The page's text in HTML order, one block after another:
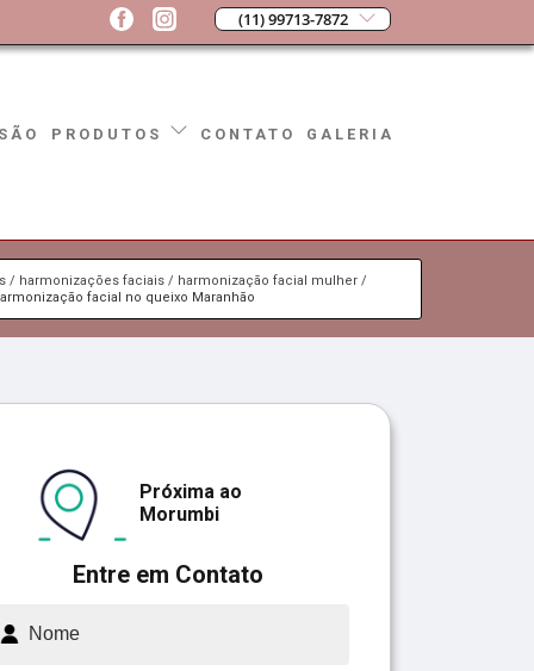
(11) 99713-7872
PRODUTOS CONTATO GALERIA
harmonizações faciais
harmonização facial mulher
facial no queixo Maranhão
Entre em Contato
Próxima ao
Morumbi